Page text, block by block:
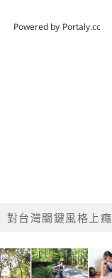
對台灣關鍵風格上癮